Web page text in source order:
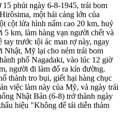
15 phút ngày 6-8-1945, trái bom
một hải cảng lớn của
cột lửa hình nấm cao 20 km, huỷ
km, làm hàng vạn người chết và
trước tội ác man rợ này, ngay
Nhật, Mỹ lại cho ném trái bom
phố Nagadaki, vào lúc 12 giờ
người đi làm đổ ra kín đường.
thành tro bụi, giết hại hàng chục
việc làm này của Mỹ, và ngày trái
Nhật Bản (6-8) trở thành ngày
hiệu "Không để tái diễn thảm